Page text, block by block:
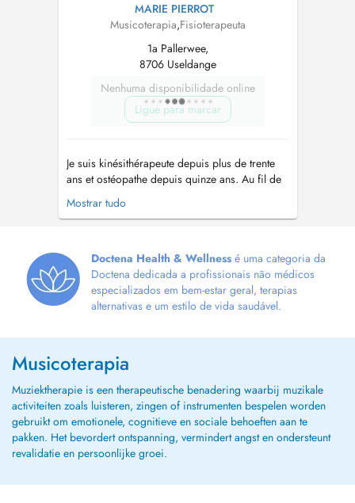
MARIE PIERROT
Musicoterapia,Fisioterapeuta
1a Pallerwee,
8706 Useldange
Nenhuma disponibilidade online
Ligue para marcar
Je suis kinésithérapeute depuis plus de trente
ans et ostéopathe depuis quinze ans. Au fil de
mon parcours, j'ai développé une approche
holistique qui relie le corps, les émotions, la
des déséquilibres, plu...
Mostrar tudo
Doctena Health & Wellness é uma categoria da
Doctena dedicada a profissionais não médicos
especializados em bem-estar geral, terapias
alternativas e um estilo de vida saudável.
Musicoterapia
Muziektherapie is een therapeutische benadering waarbij muzikale
activiteiten zoals luisteren, zingen of instrumenten bespelen worden
gebruikt om emotionele, cognitieve en sociale behoeften aan te
pakken. Het bevordert ontspanning, vermindert angst en ondersteunt
revalidatie en persoonlijke groei.